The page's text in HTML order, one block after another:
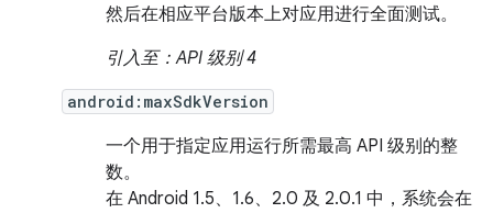
然后在相应平台版本上对应用进行全面测试。
引入至：API 级别 4
android:maxSdkVersion
一个用于指定应用运行所需最高 API 级别的整
数。
在 Android 1.5、1.6、2.0 及 2.0.1 中，系统会在